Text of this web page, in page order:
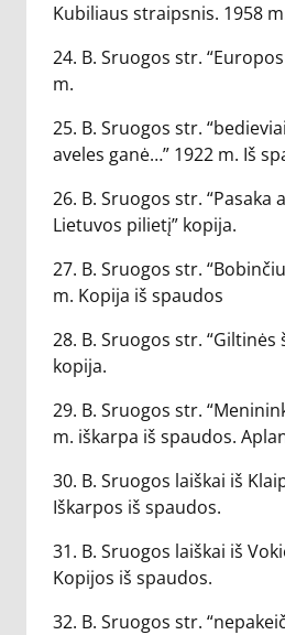
Kubiliaus straipsnis. 1958
24. B. Sruogos str.
m.
25. B. Sruogos str.
aveles ganė…” 1922 m. Iš
26. B. Sruogos str. “Pasaka
Lietuvos pilietį” kopija.
27. B. Sruogos str.
m. Kopija iš spaudos
28. B. Sruogos str. “Giltinės
kopija.
29. B. Sruogos str.
m. iškarpa iš spaudos.
30. B. Sruogos laiškai iš
Iškarpos iš spaudos.
31. B. Sruogos laiškai iš
Kopijos iš spaudos.
32. B. Sruogos str.